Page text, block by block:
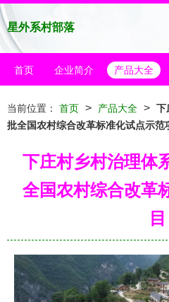
星外系村部落
首页 企业简介 产品大全
当前位置： 首页 > 产品大全 > 下
批全国农村综合改革标准化试点示范
下庄村乡村治理体
全国农村综合改革
目